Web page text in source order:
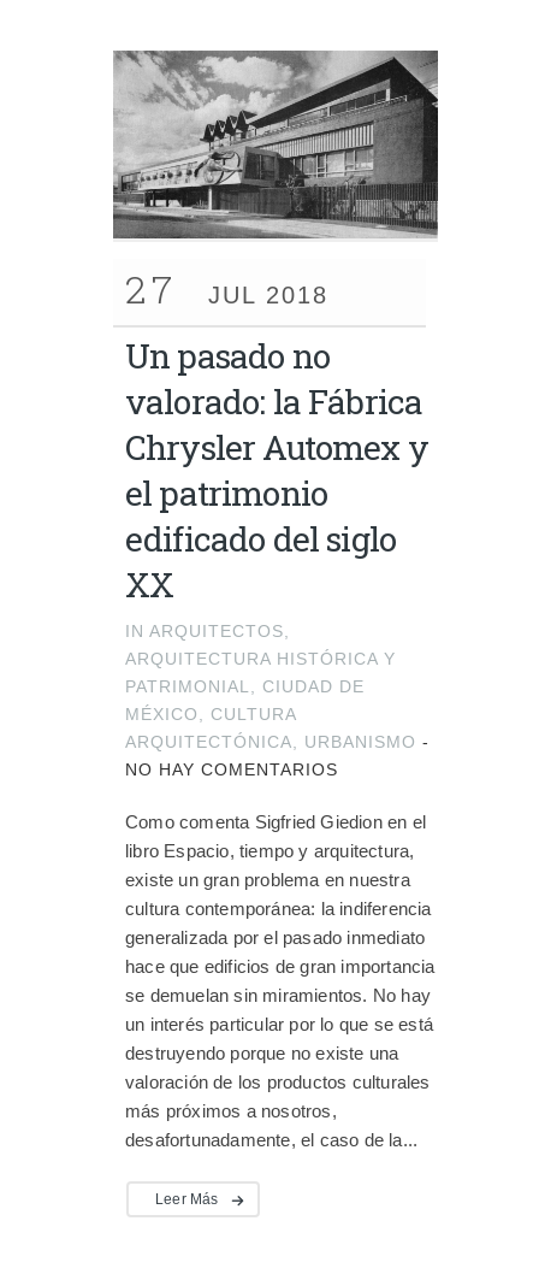
27 JUL 2018
Un pasado no
valorado: la Fábrica
Chrysler Automex y
el patrimonio
edificado del siglo
XX
IN ARQUITECTOS
ARQUITECTURA HISTÓRICA Y
PATRIMONIAL
CIUDAD DE
MÉXICO
CULTURA
ARQUITECTÓNICA
URBANISMO -
NO HAY COMENTARIOS
Como comenta Sigfried Giedion en el
libro Espacio, tiempo y arquitectura,
existe un gran problema en nuestra
cultura contemporánea: la indiferencia
generalizada por el pasado inmediato
hace que edificios de gran importancia
se demuelan sin miramientos. No hay
un interés particular por lo que se está
destruyendo porque no existe una
valoración de los productos culturales
más próximos a nosotros,
desafortunadamente, el caso de la...
Leer Más